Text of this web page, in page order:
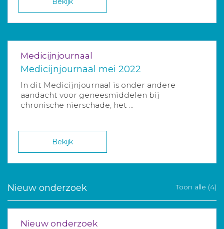
Medicijnjournaal
Medicijnjournaal mei 2022
In dit Medicijnjournaal is onder andere
aandacht voor geneesmiddelen bij
chronische nierschade, het ...
Bekijk
Nieuw onderzoek Toon alle (4)
Nieuw onderzoek